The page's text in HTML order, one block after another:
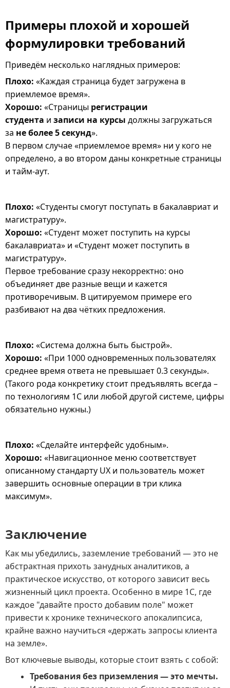
Примеры плохой и хорошей
формулировки требований
Приведём несколько наглядных примеров:
Плохо: «Каждая страница будет загружена в
приемлемое время».
Хорошо: «Страницы регистрации
студента и записи на курсы должны загружаться
за не более 5 секунд».
В первом случае «приемлемое время» ни у кого не
определено, а во втором даны конкретные страницы
и тайм-аут.
Плохо: «Студенты смогут поступать в бакалавриат и
магистратуру».
Хорошо: «Студент может поступить на курсы
бакалавриата» и «Студент может поступить в
магистратуру».
Первое требование сразу некорректно: оно
объединяет две разные вещи и кажется
противоречивым. В цитируемом примере его
разбивают на два чётких предложения.
Плохо: «Система должна быть быстрой».
Хорошо: «При 1000 одновременных пользователях
среднее время ответа не превышает 0.3 секунды».
(Такого рода конкретику стоит предъявлять всегда –
по технологиям 1С или любой другой системе, цифры
обязательно нужны.)
Плохо: «Сделайте интерфейс удобным».
Хорошо: «Навигационное меню соответствует
описанному стандарту UX и пользователь может
завершить основные операции в три клика
максимум».
Заключение
Как мы убедились, заземление требований — это не
абстрактная прихоть занудных аналитиков, а
практическое искусство, от которого зависит весь
жизненный цикл проекта. Особенно в мире 1С, где
каждое "давайте просто добавим поле" может
привести к хронике технического апокалипсиса,
крайне важно научиться «держать запросы клиента
на земле».
Вот ключевые выводы, которые стоит взять с собой:
Требования без приземления — это мечты.